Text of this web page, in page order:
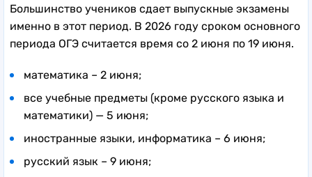
Большинство учеников сдает выпускные экзамены
именно в этот период. В 2026 году сроком основного
периода ОГЭ считается время со 2 июня по 19 июня.
математика – 2 июня;
все учебные предметы (кроме русского языка и
математики) — 5 июня;
иностранные языки, информатика – 6 июня;
русский язык – 9 июня;